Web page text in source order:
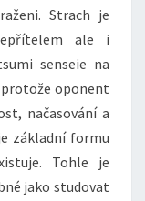
Strach je
ale i
senseie na
protože oponent
načasování a
základní formu
Tohle je
jako studovat